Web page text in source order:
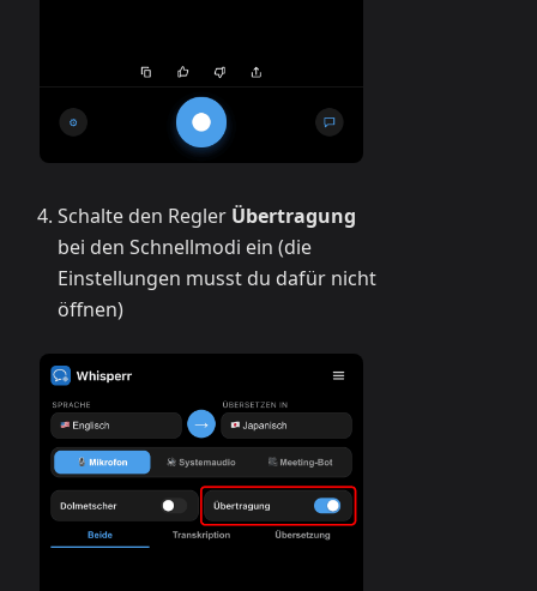
Schalte den Regler Übertragung
bei den Schnellmodi ein (die
Einstellungen musst du dafür nicht
öffnen)